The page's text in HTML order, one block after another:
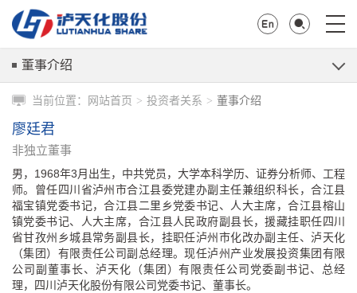
董事介绍
当前位置： 网站首页 > 投资者关系 > 董事介绍
廖廷君
非独立董事
男，1968年3月出生，中共党员，大学本科学历、证券分析师、工程
师。曾任四川省泸州市合江县委党建办副主任兼组织科长，合江县
福宝镇党委书记，合江县二里乡党委书记、人大主席，合江县榕山
镇党委书记、人大主席，合江县人民政府副县长，援藏挂职任四川
省甘孜州乡城县常务副县长，挂职任泸州市化改办副主任、泸天化
（集团）有限责任公司副总经理。现任泸州产业发展投资集团有限
公司副董事长、泸天化（集团）有限责任公司党委副书记、总经
理，四川泸天化股份有限公司党委书记、董事长。